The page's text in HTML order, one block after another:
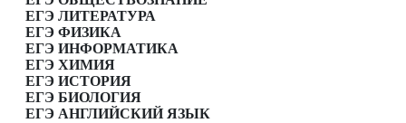
ЕГЭ ЛИТЕРАТУРА
ЕГЭ ФИЗИКА
ЕГЭ ИНФОРМАТИКА
ЕГЭ ХИМИЯ
ЕГЭ ИСТОРИЯ
ЕГЭ БИОЛОГИЯ
ЕГЭ АНГЛИЙСКИЙ ЯЗЫК